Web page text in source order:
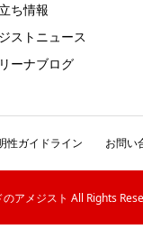
ち情報
ストニュース
ーナブログ
性ガイドライン お問い
アメジスト All Rights